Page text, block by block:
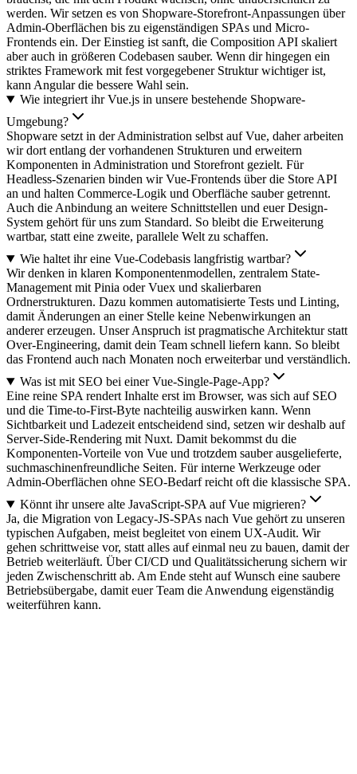
werden. Wir setzen es von Shopware-Storefront-Anpassungen über
Admin-Oberflächen bis zu eigenständigen SPAs und Micro-
Frontends ein. Der Einstieg ist sanft, die Composition API skaliert
aber auch in größeren Codebasen sauber. Wenn dir hingegen ein
striktes Framework mit fest vorgegebener Struktur wichtiger ist,
kann Angular die bessere Wahl sein.
Wie integriert ihr Vue.js in unsere bestehende Shopware-
Umgebung?
Shopware setzt in der Administration selbst auf Vue, daher arbeiten
wir dort entlang der vorhandenen Strukturen und erweitern
Komponenten in Administration und Storefront gezielt. Für
Headless-Szenarien binden wir Vue-Frontends über die Store API
an und halten Commerce-Logik und Oberfläche sauber getrennt.
Auch die Anbindung an weitere Schnittstellen und euer Design-
System gehört für uns zum Standard. So bleibt die Erweiterung
wartbar, statt eine zweite, parallele Welt zu schaffen.
Wie haltet ihr eine Vue-Codebasis langfristig wartbar?
Wir denken in klaren Komponentenmodellen, zentralem State-
Management mit Pinia oder Vuex und skalierbaren
Ordnerstrukturen. Dazu kommen automatisierte Tests und Linting,
damit Änderungen an einer Stelle keine Nebenwirkungen an
anderer erzeugen. Unser Anspruch ist pragmatische Architektur statt
Over-Engineering, damit dein Team schnell liefern kann. So bleibt
das Frontend auch nach Monaten noch erweiterbar und verständlich.
Was ist mit SEO bei einer Vue-Single-Page-App?
Eine reine SPA rendert Inhalte erst im Browser, was sich auf SEO
und die Time-to-First-Byte nachteilig auswirken kann. Wenn
Sichtbarkeit und Ladezeit entscheidend sind, setzen wir deshalb auf
Server-Side-Rendering mit Nuxt. Damit bekommst du die
Komponenten-Vorteile von Vue und trotzdem sauber ausgelieferte,
suchmaschinenfreundliche Seiten. Für interne Werkzeuge oder
Admin-Oberflächen ohne SEO-Bedarf reicht oft die klassische SPA.
Könnt ihr unsere alte JavaScript-SPA auf Vue migrieren?
Ja, die Migration von Legacy-JS-SPAs nach Vue gehört zu unseren
typischen Aufgaben, meist begleitet von einem UX-Audit. Wir
gehen schrittweise vor, statt alles auf einmal neu zu bauen, damit der
Betrieb weiterläuft. Über CI/CD und Qualitätssicherung sichern wir
jeden Zwischenschritt ab. Am Ende steht auf Wunsch eine saubere
Betriebsübergabe, damit euer Team die Anwendung eigenständig
weiterführen kann.